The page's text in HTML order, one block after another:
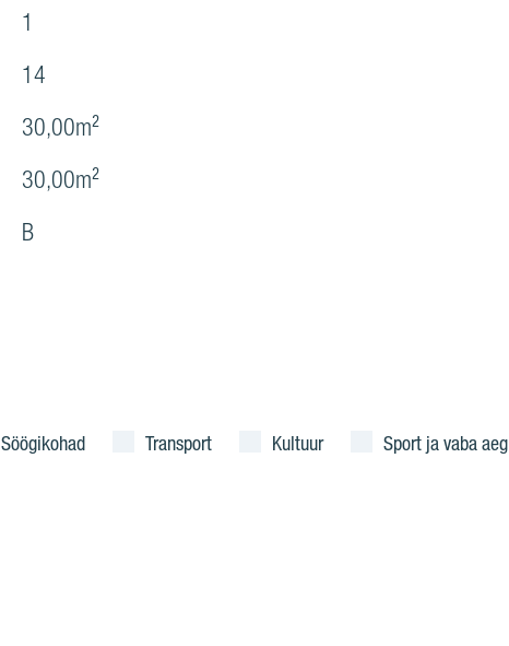
1
14
30,00m²
30,00m²
B
Söögikohad Transport Kultuur Sport ja vaba aeg